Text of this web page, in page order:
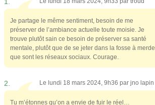
Je partage le même sentiment, besoin de me
préserver de l’ambiance actuelle toute moisie. Je
trouve plutôt sain ce besoin de préserver sa santé
mentale, plutôt que de se jeter dans la fosse à merde
que sont les réseaux sociaux. Courage.
2. Le lundi 18 mars 2024, 9h36 par jno lapin
Tu m’étonnes qu’on a envie de fuir le réel…